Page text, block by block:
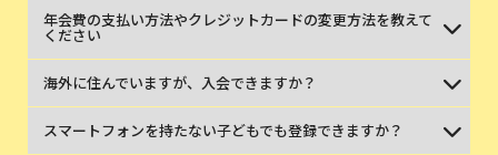
年会費の支払い方法やクレジットカードの変更方法を教えて
ください
海外に住んでいますが、入会できますか？
スマートフォンを持たない子どもでも登録できますか？